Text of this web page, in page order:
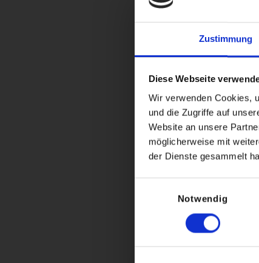
Zustimmung
Diese Webseite
Wir verwenden Cookies,
und die Zugriffe auf
Website an unsere
möglicherweise mit
der Dienste gesammelt
Notwendig
Wer meint, das
der wird bereits
Auf kaum
welche vom
für sich.
Anschließen mit
Die hier
tatsächlich
kontaktieren Sie